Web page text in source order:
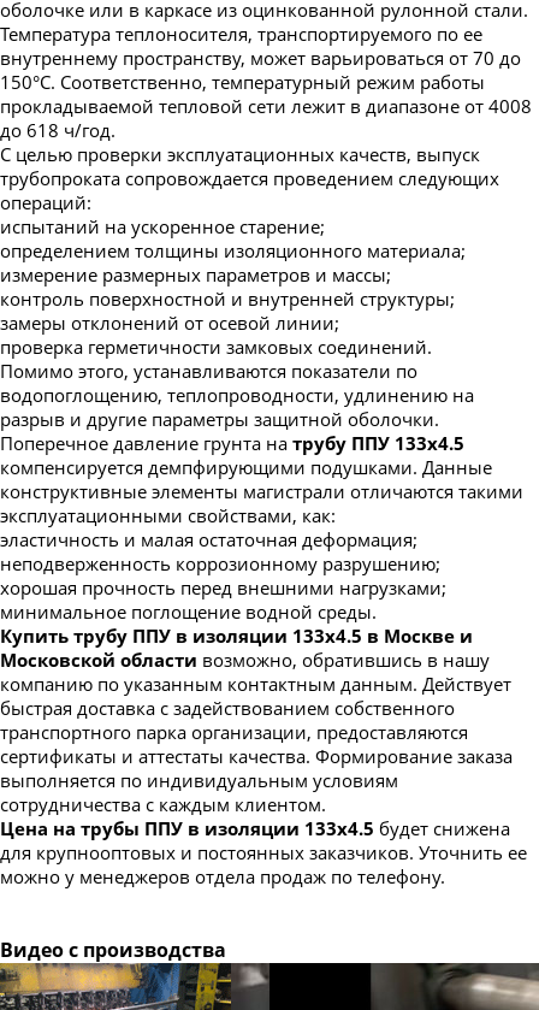
оболочке или в каркасе из оцинкованной рулонной стали.
Температура теплоносителя, транспортируемого по ее
внутреннему пространству, может варьироваться от 70 до
150°С. Соответственно, температурный режим работы
прокладываемой тепловой сети лежит в диапазоне от 4008
до 618 ч/год.
С целью проверки эксплуатационных качеств, выпуск
трубопроката сопровождается проведением следующих
операций:
испытаний на ускоренное старение;
определением толщины изоляционного материала;
измерение размерных параметров и массы;
контроль поверхностной и внутренней структуры;
замеры отклонений от осевой линии;
проверка герметичности замковых соединений.
Помимо этого, устанавливаются показатели по
водопоглощению, теплопроводности, удлинению на
разрыв и другие параметры защитной оболочки.
Поперечное давление грунта на трубу ППУ 133х4.5
компенсируется демпфирующими подушками. Данные
конструктивные элементы магистрали отличаются такими
эксплуатационными свойствами, как:
эластичность и малая остаточная деформация;
неподверженность коррозионному разрушению;
хорошая прочность перед внешними нагрузками;
минимальное поглощение водной среды.
Купить трубу ППУ в изоляции 133х4.5 в Москве и
Московской области возможно, обратившись в нашу
компанию по указанным контактным данным. Действует
быстрая доставка с задействованием собственного
транспортного парка организации, предоставляются
сертификаты и аттестаты качества. Формирование заказа
выполняется по индивидуальным условиям
сотрудничества с каждым клиентом.
Цена на трубы ППУ в изоляции 133х4.5 будет снижена
для крупнооптовых и постоянных заказчиков. Уточнить ее
можно у менеджеров отдела продаж по телефону.
Видео с производства